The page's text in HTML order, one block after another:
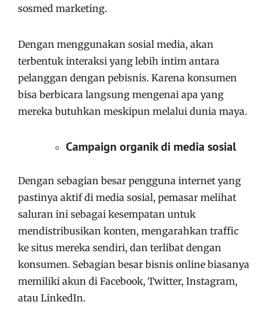
sosmed marketing.
Dengan menggunakan sosial media, akan
terbentuk interaksi yang lebih intim antara
pelanggan dengan pebisnis. Karena konsumen
bisa berbicara langsung mengenai apa yang
mereka butuhkan meskipun melalui dunia maya.
Campaign organik di media sosial
Dengan sebagian besar pengguna internet yang
pastinya aktif di media sosial, pemasar melihat
saluran ini sebagai kesempatan untuk
mendistribusikan konten, mengarahkan traffic
ke situs mereka sendiri, dan terlibat dengan
konsumen. Sebagian besar bisnis online biasanya
memiliki akun di Facebook, Twitter, Instagram,
atau LinkedIn.